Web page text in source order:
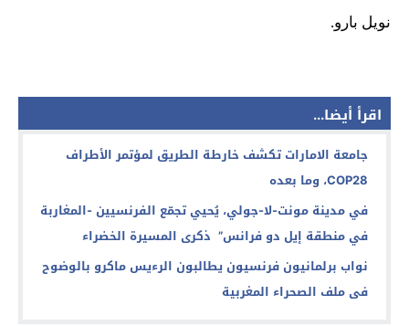
نويل بارو.
اقرأ أيضا...
جامعة الامارات تكشف خارطة الطريق لمؤتمر الأطراف
COP28، وما بعده
في مدينة مونت-لا-جولي، يُحيي تجمّع الفرنسيين -المغاربة
في منطقة إيل دو فرانس” ذكرى المسيرة الخضراء
نواب برلمانيون فرنسيون يطالبون الرءيس ماكرو بالوضوح
فى ملف الصحراء المغربية